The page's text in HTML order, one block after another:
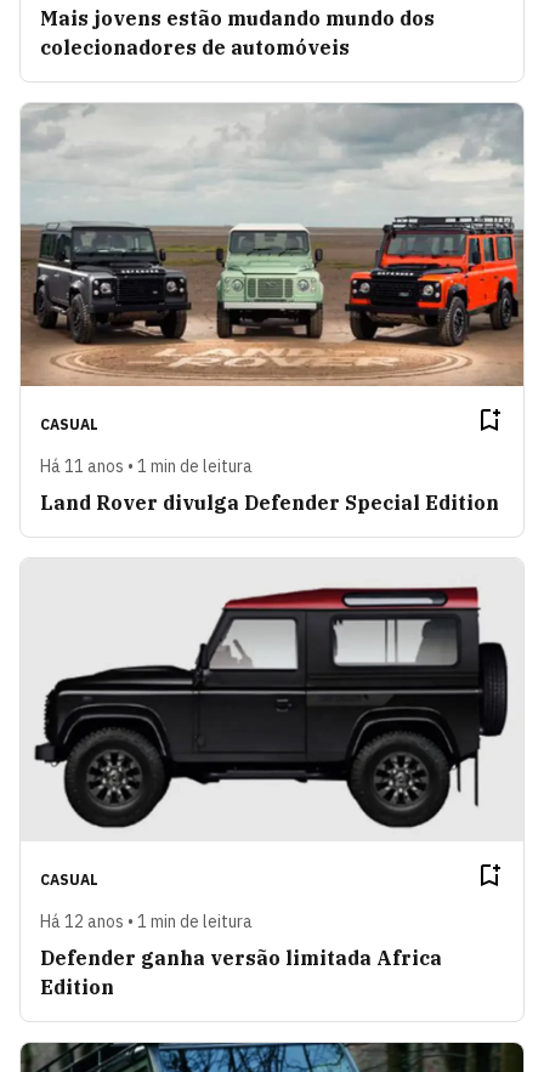
Mais jovens estão mudando mundo dos
colecionadores de automóveis
CASUAL
Há 11 anos • 1 min de leitura
Land Rover divulga Defender Special Edition
CASUAL
Há 12 anos • 1 min de leitura
Defender ganha versão limitada Africa
Edition